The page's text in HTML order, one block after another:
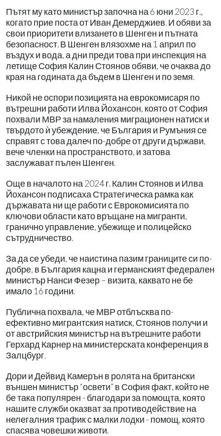
Пътят му като министър започна на 6 юни 2023 г.,
когато прие поста от Иван Демерджиев. И обяви за
свои приоритети влизането в Шенген и пътната
безопасност. В Шенген влязохме на 1 април по
въздух и вода, а дни преди това при инспекция на
летище София Калин Стоянов обяви, че очаква до
края на годината да бъдем в Шенген и по земя.
Никой не оспори позицията на еврокомисаря по
вътрешни работи Илва Йохансон, която от София
похвали МВР за намаления миграционен натиск и
твърдото ѝ убеждение, че България и Румъния се
справят с това далеч по-добре от други държави,
вече членки на пространството, и затова
заслужават пълен Шенген.
Още в началото на 2024 г. Калин Стоянов и Илва
Йохансон подписаха Стратегическа рамка как
държавата ни ще работи с Еврокомисията по
ключови области като връщане на мигранти,
гранично управление, убежище и полицейско
сътрудничество.
За да се убеди, че наистина пазим границите си по-
добре, в България кацна и германският федерален
министър Нанси Фезер – визита, каквато не бе
имало 16 години.
Публична похвала, че МВР отблъсква по-
ефективно мигрантския натиск, Стоянов получи и
от австрийския министър на вътрешните работи
Герхард Карнер на министерската конференция в
Залцбург.
Дори и Дейвид Камерън в ролята на британски
външен министър “освети” в София факт, който не
бе така популярен - благодари за помощта, която
нашите служби оказват за противодействие на
нелегалния трафик с малки лодки - помощ, която
спасява човешки животи.